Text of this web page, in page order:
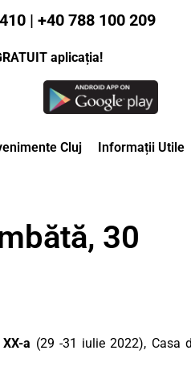
| +40 788 100 209
aplicația!
Cluj Informații Utile
30
a (29 -31 iulie 2022), Casa